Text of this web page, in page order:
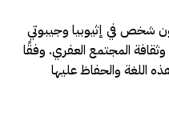
العفرية اليوم 2.5 مليون شخص في إثيوبيا وجيبوتي
وثقافة المجتمع العفري. وفقًا
اللغة والحفاظ عليها